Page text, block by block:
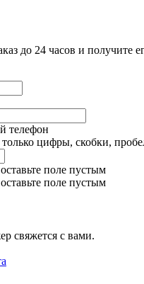
до 24 часов и получите
телефон
цифры, скобки,
поле пустым
поле пустым
свяжется с вами.